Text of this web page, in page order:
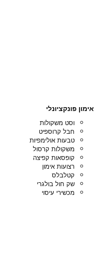
אימון פונקציונלי
וסט משקולות
חבל קרוספיט
טבעות אולימפיות
משקולות קרסול
קופסאות קפיצה
רצועות אימון
קטלבלס
שק חול בולגרי
מכשירי עיסוי